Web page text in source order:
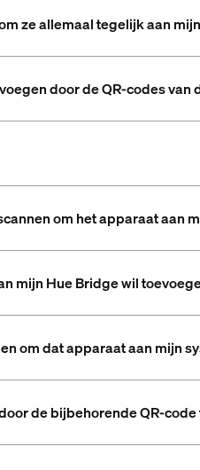
ze allemaal tegelijk aan
door de QR-codes van
om het apparaat aan
mijn Hue Bridge wil
om dat apparaat aan mijn
de bijbehorende QR-code